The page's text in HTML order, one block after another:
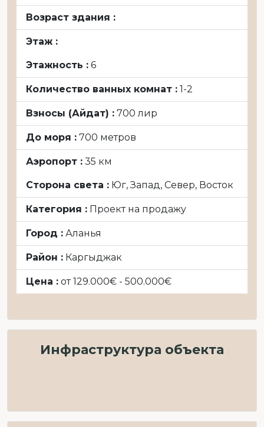
Возраст здания :
Этаж :
Этажность : 6
Количество ванных комнат : 1-2
Взносы (Айдат) : 700 лир
До моря : 700 метров
Аэропорт : 35 км
Сторона света : Юг, Запад, Север, Восток
Категория : Проект на продажу
Город : Аланья
Район : Каргыджак
Цена : от 129.000€ - 500.000€
Инфраструктура объекта